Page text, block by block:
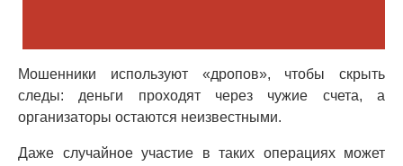
Мошенники используют «дропов», чтобы скрыть
следы: деньги проходят через чужие счета, а
организаторы остаются неизвестными.
Даже случайное участие в таких операциях может